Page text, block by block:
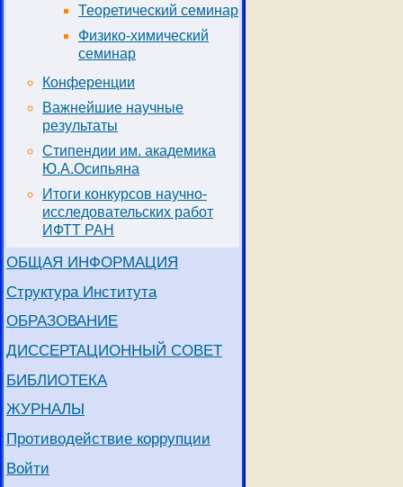
Теоретический семинар
Физико-химический
семинар
Конференции
Важнейшие научные
результаты
Стипендии им. академика
Ю.А.Осипьяна
Итоги конкурсов научно-
исследовательских работ
ИФТТ РАН
ОБЩАЯ ИНФОРМАЦИЯ
Структура Института
ОБРАЗОВАНИЕ
ДИССЕРТАЦИОННЫЙ СОВЕТ
БИБЛИОТЕКА
ЖУРНАЛЫ
Противодействие коррупции
Войти